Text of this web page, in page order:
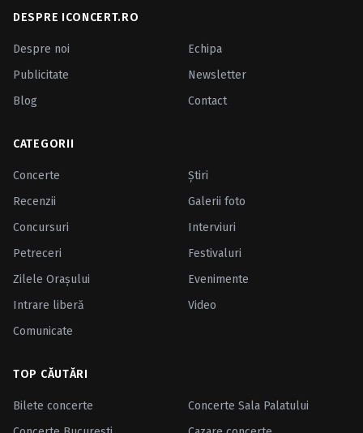
DESPRE ICONCERT.RO
Despre noi
Echipa
Publicitate
Newsletter
Blog
Contact
CATEGORII
Concerte
Ştiri
Recenzii
Galerii foto
Concursuri
Interviuri
Petreceri
Festivaluri
Zilele Oraşului
Evenimente
Intrare liberă
Video
Comunicate
TOP CĂUTĂRI
Bilete concerte
Concerte Sala Palatului